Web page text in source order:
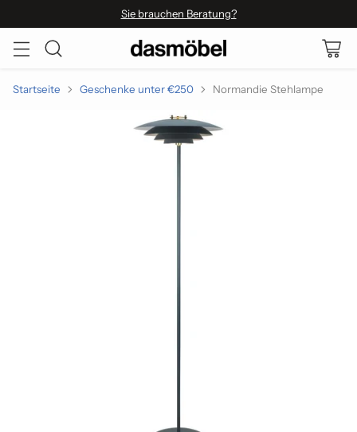
Sie brauchen Beratung?
Startseite Geschenke unter €250 Normandie Stehlampe